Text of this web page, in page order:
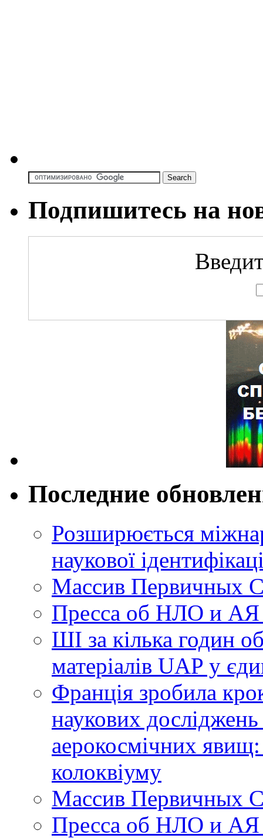
Подпишитесь на
Последние
Розширюється
наукової
Массив Первичных
Пресса об НЛО и
ШІ за кілька годин
матеріалів UAP у
Франція зробила
наукових
аерокосмічних
колоквіуму
Массив Первичных
Пресса об НЛО и